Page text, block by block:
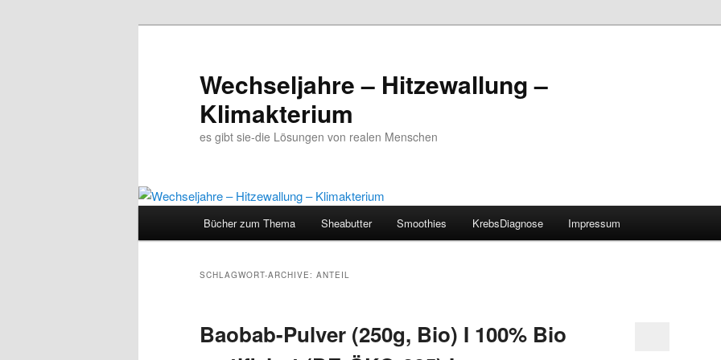
Wechseljahre – Hitzewallung –
Klimakterium
es gibt sie-die Lösungen von realen Menschen
Zum
Zum
wechseln
Bücher zum Thema Sheabutter Smoothies KrebsDiagnose Impressum
SCHLAGWORT-ARCHIVE: ANTEIL
Baobab-Pulver (250g, Bio) I 100% Bio